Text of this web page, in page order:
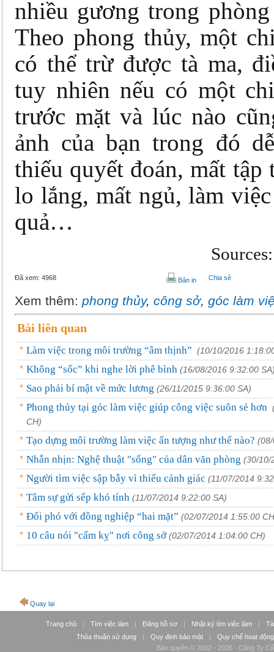
nhiều gương trong
Theo phong thủy, một
có thể trừ được tà ma,
tuy nhiên nếu có một
trước mặt và lúc nào
ảnh của bạn trong đó
thiếu quyết đoán, mất tập
lo lắng, mất ngủ, làm
quả…
Đã xem: 4968 Bản in Chia sẻ
Xem thêm: phong thủy, công sở, góc làm
Bài liên quan
Làm việc trong môi trường “âm thịnh” (10/10/2016
Không “sốc” khi nghe lời phê bình (16/08/2016 9:32:00
Sao phải bí mật về mức lương (26/11/2015 9:36:00 SA)
Phong thủy tại góc làm việc giúp công việc suôn sẻ hơn
CH)
Tạo dựng môi trường làm việc ấn tượng như thế nào?
Nhẫn nhịn: Nghệ thuật "sống" của dân văn phòng (30/10/
Người tìm việc sập bẫy vì thiếu cảnh giác (11/07/2014
Tâm sự gửi sếp khó tính (11/07/2014 9:22:00 SA)
Đối phó với đồng nghiệp “hai mặt” (02/07/2014 1:55:00
10 câu nói "cấm kỵ" nơi công sở (02/07/2014 1:04:00 CH)
Quay lại
Trang chủ | Tìm việc làm | Đăng hồ sơ | Nhật ký tìm việc làm |
Thỏa thuận sử dụng
| Quy định bảo mật |
Quy chế hoạt động
Bản quyền © 2002 - 2026 - Công Ty